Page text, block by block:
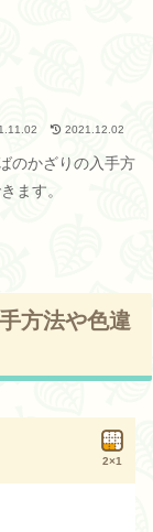
2021.12.02
のかざりの入手方
ます。
方法や色違
2×1